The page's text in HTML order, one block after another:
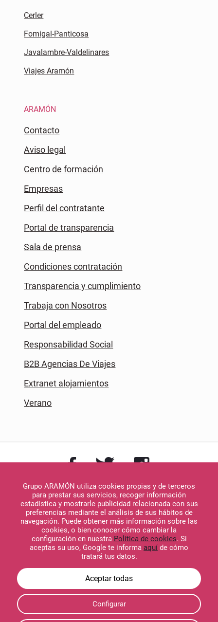
Grupo ARAMÓN utiliza cookies propias y de terceros
para prestar sus servicios, recoger información
estadística y mostrarle publicidad relacionada con sus
preferencias mediante el análisis de sus hábitos de
navegación. Puede obtener más información sobre las
cookies, o bien conocer cómo cambiar la
configuración en nuestra Política de cookies. Si
aceptas su uso, Google te informa aquí de cómo
tratará tus datos.
Configurar
Cerler
Fomigal-Panticosa
Javalambre-Valdelinares
Viajes Aramón
ARAMÓN
Contacto
Aviso legal
Centro de formación
Empresas
Perfil del contratante
Portal de transparencia
Sala de prensa
Condiciones contratación
Transparencia y cumplimiento
Trabaja con Nosotros
Portal del empleado
Responsabilidad Social
B2B Agencias De Viajes
Extranet alojamientos
Verano
Descargar en
App Store
Descargar en
Google Play